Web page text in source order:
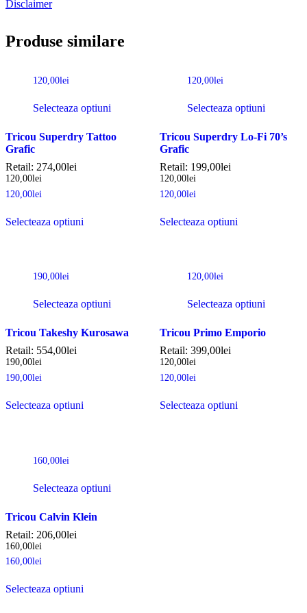
Disclaimer
Produse similare
120,00lei
Selecteaza optiuni
Tricou Superdry Tattoo
Grafic
Retail: 274,00lei
120,00lei
120,00lei
Selecteaza optiuni
120,00lei
Selecteaza optiuni
Tricou Superdry Lo-Fi 70’s
Grafic
Retail: 199,00lei
120,00lei
120,00lei
Selecteaza optiuni
190,00lei
Selecteaza optiuni
Tricou Takeshy Kurosawa
Retail: 554,00lei
190,00lei
190,00lei
Selecteaza optiuni
120,00lei
Selecteaza optiuni
Tricou Primo Emporio
Retail: 399,00lei
120,00lei
120,00lei
Selecteaza optiuni
160,00lei
Selecteaza optiuni
Tricou Calvin Klein
Retail: 206,00lei
160,00lei
160,00lei
Selecteaza optiuni